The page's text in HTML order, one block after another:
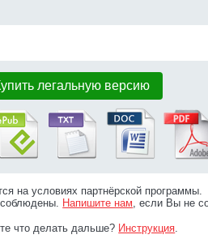
легальную версию
на условиях партнёрской программы.
соблюдены. Напишите нам, если Вы не
что делать дальше? Инструкция.